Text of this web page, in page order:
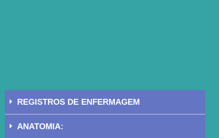
REGISTROS DE ENFERMAGEM
ANATOMIA: